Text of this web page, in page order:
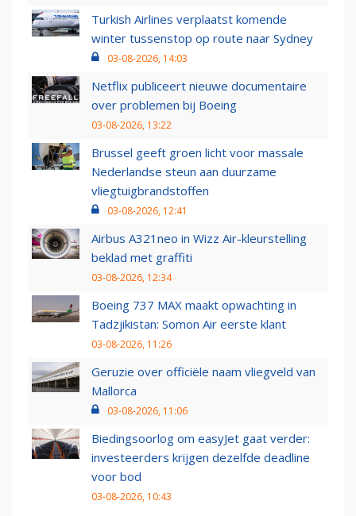
Turkish Airlines verplaatst komende
winter tussenstop op route naar Sydney
03-08-2026, 14:03
Netflix publiceert nieuwe documentaire
over problemen bij Boeing
03-08-2026, 13:22
Brussel geeft groen licht voor massale
Nederlandse steun aan duurzame
vliegtuigbrandstoffen
03-08-2026, 12:41
Airbus A321neo in Wizz Air-kleurstelling
beklad met graffiti
03-08-2026, 12:34
Boeing 737 MAX maakt opwachting in
Tadzjikistan: Somon Air eerste klant
03-08-2026, 11:26
Geruzie over officiële naam vliegveld van
Mallorca
03-08-2026, 11:06
Biedingsoorlog om easyJet gaat verder:
investeerders krijgen dezelfde deadline
voor bod
03-08-2026, 10:43